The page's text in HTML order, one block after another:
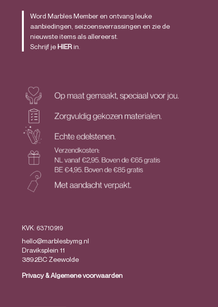
Word Marbles Member en ontvang leuke
aanbiedingen, seizoensverrassingen en zie de
nieuwste items als allereerst.
Schrijf jeHIERin.
KVK: 63710919
hello@marblesbymg.nl
Draviksplein 11
3892BC Zeewolde
Privacy&Algemene voorwaarden